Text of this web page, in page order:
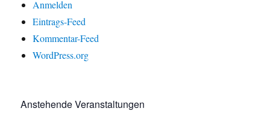
Anmelden
Eintrags-Feed
Kommentar-Feed
WordPress.org
Anstehende Veranstaltungen